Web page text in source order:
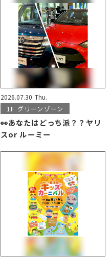
2026.07.30 Thu.
1F グリーンゾーン
👀あなたはどっち派？？ヤリ
スor ルーミー